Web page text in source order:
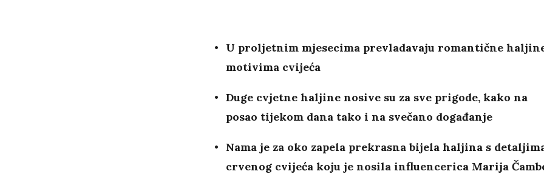
U proljetnim mjesecima prevladavaju romantične
motivima cvijeća
Duge cvjetne haljine nosive su za sve prigode, kako na
posao tijekom dana tako i na svečano događanje
Nama je za oko zapela prekrasna bijela haljina s
crvenog cvijeća koju je nosila influencerica Marija